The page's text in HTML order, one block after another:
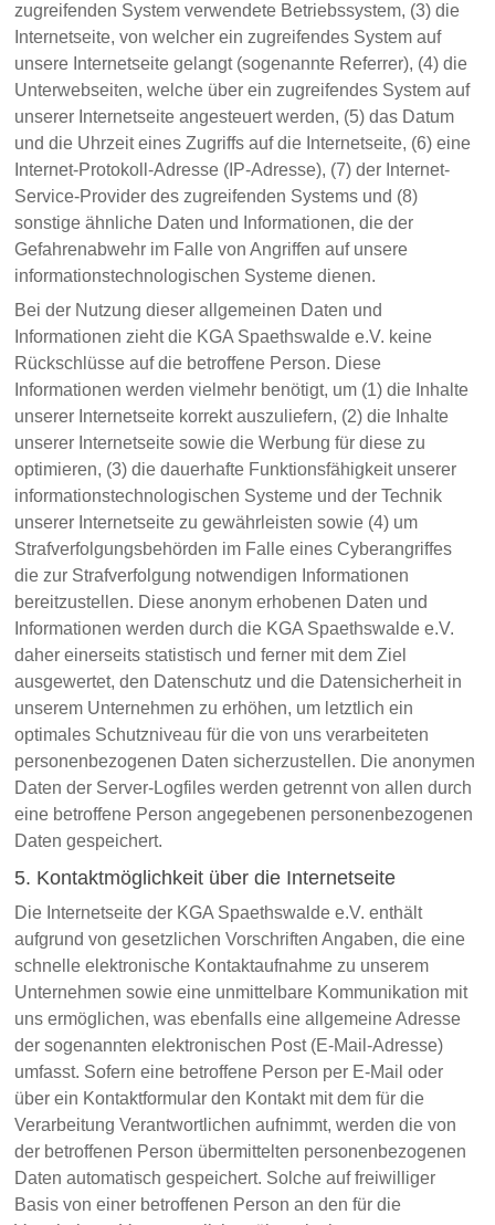
zugreifenden System verwendete Betriebssystem, (3) die
Internetseite, von welcher ein zugreifendes System auf
unsere Internetseite gelangt (sogenannte Referrer), (4) die
Unterwebseiten, welche über ein zugreifendes System auf
unserer Internetseite angesteuert werden, (5) das Datum
und die Uhrzeit eines Zugriffs auf die Internetseite, (6) eine
Internet-Protokoll-Adresse (IP-Adresse), (7) der Internet-
Service-Provider des zugreifenden Systems und (8)
sonstige ähnliche Daten und Informationen, die der
Gefahrenabwehr im Falle von Angriffen auf unsere
informationstechnologischen Systeme dienen.
Bei der Nutzung dieser allgemeinen Daten und
Informationen zieht die KGA Spaethswalde e.V. keine
Rückschlüsse auf die betroffene Person. Diese
Informationen werden vielmehr benötigt, um (1) die Inhalte
unserer Internetseite korrekt auszuliefern, (2) die Inhalte
unserer Internetseite sowie die Werbung für diese zu
optimieren, (3) die dauerhafte Funktionsfähigkeit unserer
informationstechnologischen Systeme und der Technik
unserer Internetseite zu gewährleisten sowie (4) um
Strafverfolgungsbehörden im Falle eines Cyberangriffes
die zur Strafverfolgung notwendigen Informationen
bereitzustellen. Diese anonym erhobenen Daten und
Informationen werden durch die KGA Spaethswalde e.V.
daher einerseits statistisch und ferner mit dem Ziel
ausgewertet, den Datenschutz und die Datensicherheit in
unserem Unternehmen zu erhöhen, um letztlich ein
optimales Schutzniveau für die von uns verarbeiteten
personenbezogenen Daten sicherzustellen. Die anonymen
Daten der Server-Logfiles werden getrennt von allen durch
eine betroffene Person angegebenen personenbezogenen
Daten gespeichert.
5. Kontaktmöglichkeit über die Internetseite
Die Internetseite der KGA Spaethswalde e.V. enthält
aufgrund von gesetzlichen Vorschriften Angaben, die eine
schnelle elektronische Kontaktaufnahme zu unserem
Unternehmen sowie eine unmittelbare Kommunikation mit
uns ermöglichen, was ebenfalls eine allgemeine Adresse
der sogenannten elektronischen Post (E-Mail-Adresse)
umfasst. Sofern eine betroffene Person per E-Mail oder
über ein Kontaktformular den Kontakt mit dem für die
Verarbeitung Verantwortlichen aufnimmt, werden die von
der betroffenen Person übermittelten personenbezogenen
Daten automatisch gespeichert. Solche auf freiwilliger
Basis von einer betroffenen Person an den für die